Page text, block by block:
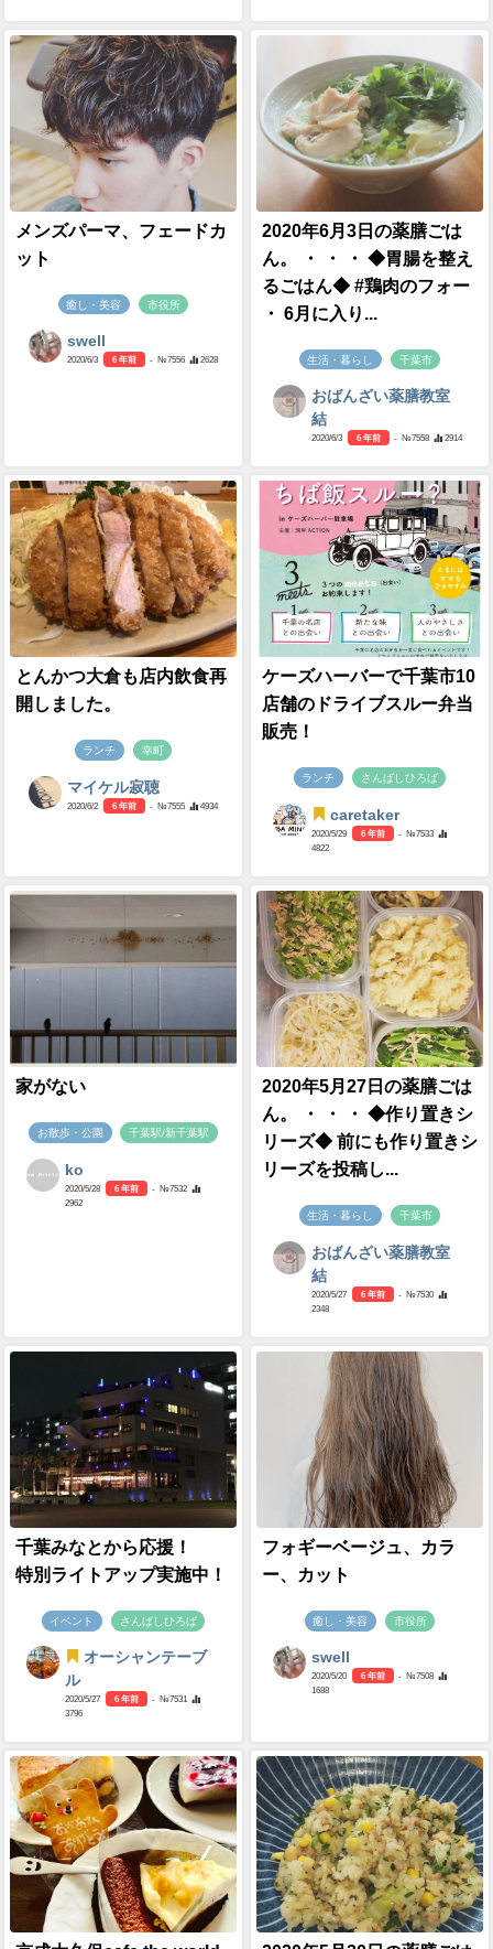
メンズパーマ、フェードカ
ット
癒し・美容 市役所
swell
2020/6/3 6 年前 - №7556 2628
2020年6月3日の薬膳ごは
ん。 ・ ・ ・ ◆胃腸を整え
るごはん◆ #鶏肉のフォー
・ 6月に入り...
生活・暮らし 千葉市
おばんざい薬膳教室
結
2020/6/3 6 年前 - №7558 2914
とんかつ大倉も店内飲食再
開しました。
ランチ 幸町
マイケル寂聴
2020/6/2 6 年前 - №7555 4934
ケーズハーバーで千葉市10
店舗のドライブスルー弁当
販売！
ランチ さんばしひろば
caretaker
2020/5/29 6 年前
- №7533
4822
家がない
お散歩・公園 千葉駅/新千葉駅
ko
2020/5/28 6 年前
- №7532
2962
2020年5月27日の薬膳ごは
ん。 ・ ・ ・ ◆作り置きシ
リーズ◆ 前にも作り置きシ
リーズを投稿し...
生活・暮らし 千葉市
おばんざい薬膳教室
結
2020/5/27 6 年前
- №7530
2348
千葉みなとから応援！
特別ライトアップ実施中！
イベント さんばしひろば
オーシャンテーブ
ル
2020/5/27 6 年前
- №7531
3796
フォギーベージュ、カラ
ー、カット
癒し・美容 市役所
swell
2020/5/20 6 年前
- №7508
1688